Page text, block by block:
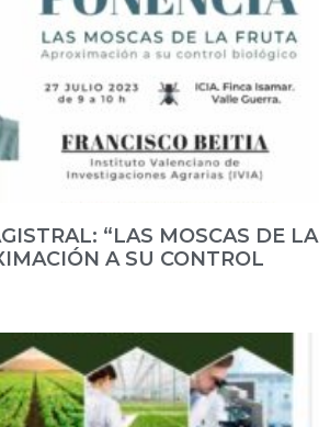
“LAS MOSCAS DE LA
A SU CONTROL